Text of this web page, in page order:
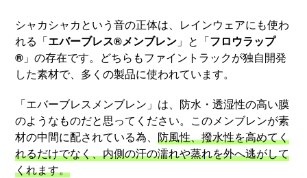
シャカシャカという音の正体は、レインウェアにも使わ
れる「エバーブレス®メンブレン 」と「フロウラップ
® 」の存在です。どちらもファイントラックが独自開発
した素材で、多くの製品に使われています。
「エバーブレスメンブレン」は、防水・透湿性の高い膜
のようなものだと思ってください。このメンブレンが素
材の中間に配されている為、防風性、撥水性を高めてく
れるだけでなく、内側の汗の濡れや蒸れを外へ逃がして
くれます。